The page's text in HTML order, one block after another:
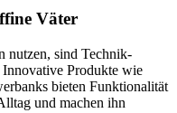
Väter
nutzen, sind Technik-
Innovative Produkte wie
bieten Funktionalität
und machen ihn